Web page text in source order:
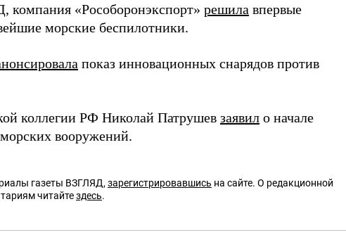
компания «Рособоронэкспорт» решила впервые
морские беспилотники.
показ инновационных снарядов против
коллегии РФ Николай Патрушев заявил о начале
вооружений.
газеты ВЗГЛЯД, зарегистрировавшись на сайте. О редакционной
читайтездесь.